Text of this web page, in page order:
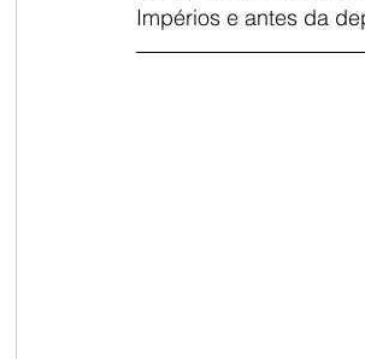
Impérios e antes da